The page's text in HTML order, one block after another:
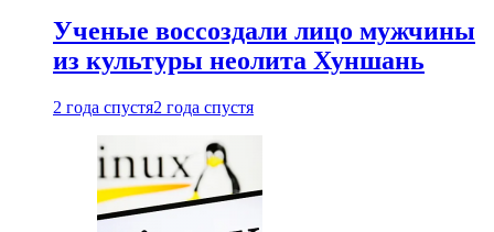
Ученые воссоздали лицо мужчины
из культуры неолита Хуншань
2 года спустя2 года спустя